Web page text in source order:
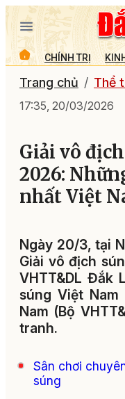
CHÍNH TRỊ
Trang chủ Thể
17:35, 20/03/2026
Giải vô
2026:
nhất Việt
Ngày 20/3, tại
Giải vô địch
VHTT&DL Đắk
súng Việt
Nam (Bộ
tranh.
Sân chơi
súng